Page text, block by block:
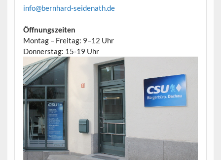
info@bernhard-seidenath.de
Öffnungszeiten
Montag – Freitag: 9–12 Uhr
Donnerstag: 15-19 Uhr